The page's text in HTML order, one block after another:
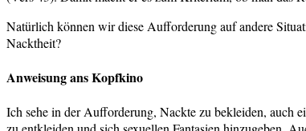
Natürlich können wir diese Aufforderung auf andere
Nacktheit?
Anweisung ans Kopfkino
Ich sehe in der Aufforderung, Nackte zu bekleiden, auch